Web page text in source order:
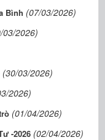
Bình (07/03/2026)
03/2026)
(30/03/2026)
2026)
(01/04/2026)
-2026 (02/04/2026)